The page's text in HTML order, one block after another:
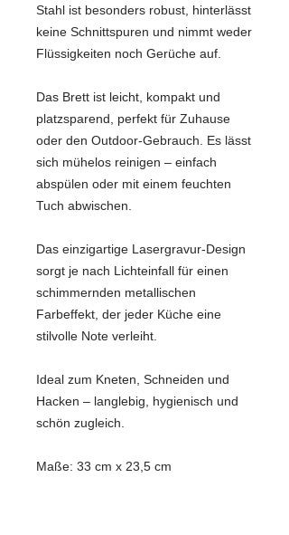
Stahl ist besonders robust, hinterlässt
keine Schnittspuren und nimmt weder
Flüssigkeiten noch Gerüche auf.
Das Brett ist leicht, kompakt und
platzsparend, perfekt für Zuhause
oder den Outdoor-Gebrauch. Es lässt
sich mühelos reinigen – einfach
abspülen oder mit einem feuchten
Tuch abwischen.
Das einzigartige Lasergravur-Design
sorgt je nach Lichteinfall für einen
schimmernden metallischen
Farbeffekt, der jeder Küche eine
stilvolle Note verleiht.
Ideal zum Kneten, Schneiden und
Hacken – langlebig, hygienisch und
schön zugleich.
Maße: 33 cm x 23,5 cm